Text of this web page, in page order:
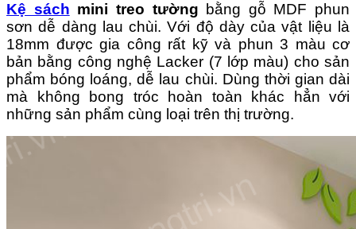
Kệ sách mini treo tường bằng gỗ MDF phun
sơn dễ dàng lau chùi. Với độ dày của vật liệu là
18mm được gia công rất kỹ và phun 3 màu cơ
bản bằng công nghệ Lacker (7 lớp màu) cho sản
phẩm bóng loáng, dễ lau chùi. Dùng thời gian dài
mà không bong tróc hoàn toàn khác hẳn với
những sản phẩm cùng loại trên thị trường.